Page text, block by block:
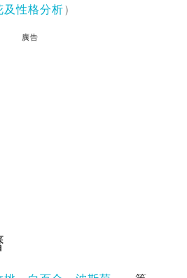
及性格分析）
廣告